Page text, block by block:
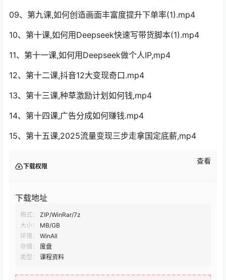
09、第九课,如何创造画面丰富度提升下单率(1).mp4
10、第十课,如何用Deepseek快速写带货脚本(1).mp4
11、第十一课,如何用Deepseek做个人IP,mp4
12、第十二课,抖音12大变现奇口.mp4
13、第十三课,种草激励计划如何钱,mp4
14、第十四课,广告分成如何赚钱.mp4
15、第十五课,2025流量变现三步走拿国定底薪,mp4
下载权限
查看
下载地址
格式：
ZIP/WinRar/7z
大小：
MB/GB
环境：
WinAll
存储：
度盘
类型：
课程资料